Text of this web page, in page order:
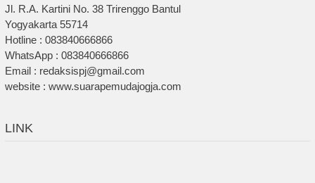
Jl. R.A. Kartini No. 38 Trirenggo Bantul
Yogyakarta 55714
Hotline : 083840666866
WhatsApp : 083840666866
Email : redaksispj@gmail.com
website : www.suarapemudajogja.com
LINK